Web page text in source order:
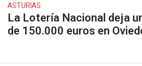
ASTURIAS
La Lotería Nacional deja
de 150.000 euros en